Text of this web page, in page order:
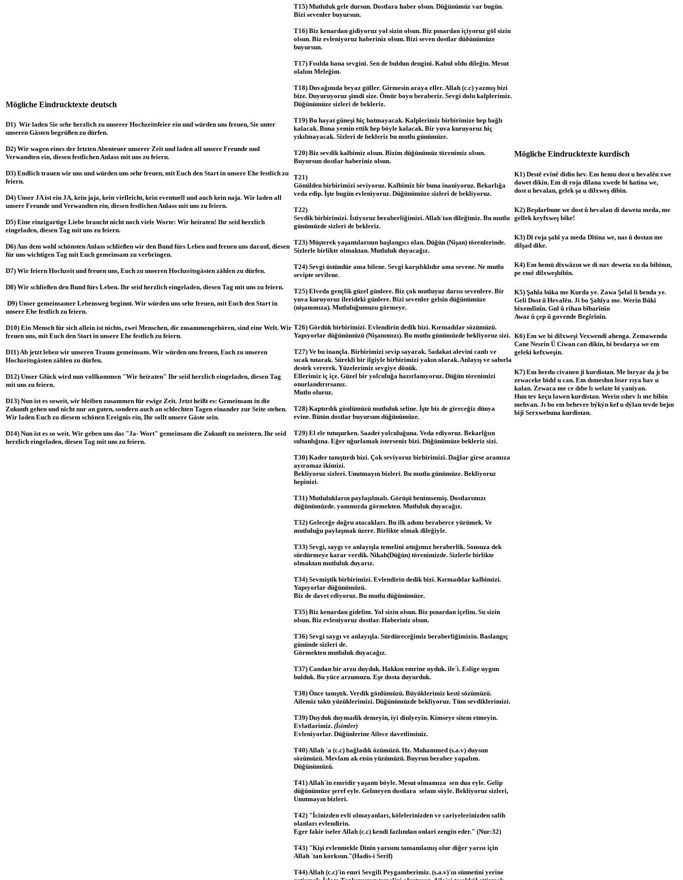
Mögliche Eindrucktexte deutsch
D1) Wir laden Sie sehr herzlich zu unserer Hochzeitsfeier ein und würden uns freuen, Sie unter
unseren Gästen begrüßen zu dürfen.
D2) Wir wagen eines der letzten Abenteuer unserer Zeit und laden all unsere Freunde und
Verwandten ein, diesen festlichen Anlass mit uns zu feiern.
D3) Endlich trauen wir uns und würden uns sehr freuen, mit Euch den Start in unsere Ehe festlich zu
feiern.
D4) Unser JA ist ein JA, kein jaja, kein vielleicht, kein eventuell und auch kein naja. Wir laden all
unsere Freunde und Verwandten ein, diesen festlichen Anlass mit uns zu feiern.
D5) Eine einzigartige Liebe braucht nicht noch viele Worte: Wir heiraten! Ihr seid herzlich
eingeladen, diesen Tag mit uns zu feiern.
D6) Aus dem wohl schönsten Anlass schließen wir den Bund fürs Leben und freuen uns darauf, diesen
für uns wichtigen Tag mit Euch gemeinsam zu verbringen.
D7) Wir feiern Hochzeit und freuen uns, Euch zu unseren Hochzeitsgästen zählen zu dürfen.
D8) Wir schließen den Bund fürs Leben. Ihr seid herzlich eingeladen, diesen Tag mit uns zu feiern.
D9) Unser gemeinsamer Lebensweg beginnt. Wir würden uns sehr freuen, mit Euch den Start in
unsere Ehe festlich zu feiern.
D10) Ein Mensch für sich allein ist nichts, zwei Menschen, die zusammengehören, sind eine Welt. Wir
freuen uns, mit Euch den Start in unsere Ehe festlich zu feiern.
D11) Ab jetzt leben wir unseren Traum gemeinsam. Wir würden uns freuen, Euch zu unseren
Hochzeitsgästen zählen zu dürfen.
D12) Unser Glück wird nun vollkommen "Wir heiraten" Ihr seid herzlich eingeladen, diesen Tag
mit uns zu feiern.
D13) Nun ist es soweit, wir bleiben zusammen für ewige Zeit. Jetzt heißt es: Gemeinsam in die
Zukunft gehen und nicht nur an guten, sondern auch an schlechten Tagen einander zur Seite stehen.
Wir laden Euch zu diesem schönen Ereignis ein, Ihr sollt unsere Gäste sein.
D14) Nun ist es so weit. Wir geben uns das "Ja- Wort" gemeinsam die Zukunft zu meistern. Ihr seid
herzlich eingeladen, diesen Tag mit uns zu feiern.
T15) Mutluluk gele dursun. Dostlara haber olsun. Düğünümüz var bugün.
Bizi sevenler buyursun.
T16) Biz kenardan gidiyoruz yol sizin olsun. Biz pınardan içiyoruz göl sizin
olsun. Biz evleniyoruz haberiniz olsun. Bizi seven dostlar düðünümüze
buyursun.
T17) Fısılda bana sevgini. Sen de buldun dengini. Kabul oldu dileğin. Mesut
olalım Meleğim.
T18) Duvağımda beyaz güller. Girmesin araya eller. Allah (c.c) yazmış bizi
bize. Duyuruyoruz şimdi size. Ömür boyu beraberiz. Sevgi dolu kalplerimiz.
Düğünümüze sizleri de bekleriz.
T19) Bu hayat güneşi hiç batmayacak. Kalplerimiz birbirimize hep bağlı
kalacak. Buna yemin ettik hep böyle kalacak. Bir yuva kuruyoruz hiç
yıkılmayacak. Sizleri de bekleriz bu mutlu günümüze.
T20) Biz sevdik kalbimiz olsun. Bizim düğünümüz törenimiz olsun.
Buyursun dostlar haberiniz olsun.
T21)
Gönülden birbirimizi seviyoruz. Kalbimiz bir buna inaniyoruz. Bekarlığa
veda edip. İşte bugün evleniyoruz. Düğünümüze sizleri de bekliyoruz.
T22)
Sevdik birbirimizi. İstiyoruz beraberliğimizi. Allah`tan dileğimiz. Bu mutlu
günümüzde sizleri de bekleriz.
T23) Müşterek yaşantılarının başlangıcı olan. Düğün (Nişan) törenlerinde.
Sizlerle birlikte olmaktan. Mutluluk duyacağız.
T24) Sevgi üstündür ama bilene. Sevgi karşılıklıdır ama sevene. Ne mutlu
sevipte sevilene.
T25) Elveda gençlik güzel günlere. Biz çok mutluyuz darısı sevenlere. Bir
yuva kuruyoruz ilerideki günlere. Bizi sevenler gelsin düğünümüze
(nişanımıza). Mutluluğumuzu görmeye.
T26) Gördük birbirimizi. Evlendirin dedik bizi. Kırmadılar sözümüzü.
Yapıyorlar düğünümüzü (Nişanımızı). Bu mutlu günümüzde bekliyoruz sizi.
T27) Ve bu inançla. Birbirimizi sevip sayarak. Sadakat alevini canlı ve
sıcak tutarak. Sürekli bir ilgiyle birbirimizi yakın olarak. Anlayış ve sabırla
destek vererek. Yüzelerimiz sevgiye dönük.
Ellerimiz iç içe. Güzel bir yolculuğa hazırlanıyoruz. Düğün törenimizi
onurlandırırsanız.
Mutlu oluruz.
T28) Kaptırdık gönlümüzü mutluluk seline. İşte biz de gireceğiz dünya
evine. Bütün dostlar buyursun düğünümüze.
T29) El ele tutuşurken. Saadet yolculuğuna. Veda ediyoruz. Bekarlğıın
sultanlığına. Eğer uğurlamak isterseniz bizi. Düğünümüze bekleriz sizi.
T30) Kader tanıştırdı bizi. Çok seviyoruz birbirimizi. Dağlar girse aramıza
ayıramaz ikimizi.
Bekliyoruz sizleri. Unutmayın bizleri. Bu mutlu günümüze. Bekliyoruz
hepinizi.
T31) Mutlulukların paylaşılmalı. Görüşü benimsemiş. Dostlarımızı
düğünümüzde. yanımızda görmekten. Mutluluk duyacağız.
T32) Geleceğe doğru atacakları. Bu ilk adımı beraberce yürümek. Ve
mutluluğu paylaşmak üzere. Birlikte olmak dileğiyle.
T33) Sevgi, saygı ve anlayışla temelini attığımız beraberlik. Sonsuza dek
sürdürmeye karar verdik. Nikah(Düğün) törenimizde. Sizlerle birlikte
olmaktan mutluluk duyarız.
T34) Sevmiştik birbirimizi. Evlendirin dedik bizi. Kırmadılar kalbimizi.
Yapıyorlar düğünümüzü.
Biz de davet ediyoruz. Bu mutlu düğünümüze.
T35) Biz kenardan gidelim. Yol sizin olsun. Biz pınardan içelim. Su sizin
olsun. Biz evleniyoruz dostlar. Haberiniz olsun.
T36) Sevgi saygı ve anlayışla. Sürdüreceğimiz beraberliğimizin. Baslangıç
gününde sizleri de.
Görmekten mutluluk duyacağız.
T37) Candan bir arzu duyduk. Hakkın emrine uyduk. ile´i. Eslige uygun
bulduk. Bu yüce arzumuzu. Eşe dosta duyurduk.
T38) Önce tanıştık. Verdik gönlümüzü. Büyüklerimiz kesti sözümüzü.
Ailemiz taktı yüzüklerimizi. Düğünümüzde bekliyoruz. Tüm sevdiklerimizi.
T39) Duyduk duymadik demeyin, iyi dinlyeyin. Kimseye sitem etmeyin.
Evlatlarimiz. (İsimler)
Evleniyorlar. Düğünlerine Ailece davetlinsiniz.
T40) Allah `a (c.c) bağladık özümüzü. Hz. Muhammed (s.a.v) duysun
sözümüzü. Mevlam ak etsin yüzümüzü. Buyrun beraber yapalım.
Düğünümüzü.
T41) Allah`in emridir yaşantı böyle. Mesut olmamıza sen dua eyle. Gelip
düğünümüze şeref eyle. Gelmeyen dostlara selam söyle. Bekliyoruz sizleri,
Unutmayın bizleri.
T42) "İcinizden evli olmayanları, kölelerinizden ve cariyelerinizden salih
olanları evlendirin.
Eger fakir iseler Allah (c.c) kendi fazlından onlari zengin eder." (Nur:32)
T43) "Kişi evlenmekle Dinin yarısını tamamlamış olur diğer yarısı için
Allah `tan korksun."(Hadis-i Serif)
T44) Allah (c.c)`in emri Sevgili Peygamberimiz. (s.a.v)`ın sünnetini yerine
Mögliche Eindrucktexte kurdisch
K1) Destê evînê didin hev. Em hemu dost u hevalên xwe
dawet dikin. Em di roja dîlana xwede bi hatina we,
dost u hevalan, gelek şa u dilxweş dibin.
K2) Beşdarbune we dost û hevalan di daweta meda, me
gellek keyfxweş bike!
K3) Dî roja şahî ya meda Dîtina we, nas û dostan me
dilşad dike.
K4) Em hemü dixwâzın we di nav deweta xu da bibinın,
pe emê dilxweşbibîn.
K5) Şahla bûka me Kurda ye. Zawa Şelal li benda ye.
Geli Dost û Hevalên. Ji bo Şahîya me. Werin Bûki
bîxemlînîn. Gul û rihan bîbarînîn
Awaz û çep û govende Begîrînîn.
K6) Em we bi dilxweşi Vexwendi ahenga. Zemawenda
Cane Nesrin Ü Ciwan can dikin, bi besdarya we em
geleki kefxweşin.
K7) Em herdu civanen ji kurdistan. Me bıryar da jı bo
zewaceke bidıl u can. Em dımeshın lıser rıya bav u
kalan. Zewaca me ce dıbe lı welate bi yaniyan.
Hun tev keçu lawen kurdistan. Werin ıshev lı me bibin
mehvan. Jı bo em behevre býkýn kef u dýlan tevde bejın
biji Serxwebuna kurdistan.